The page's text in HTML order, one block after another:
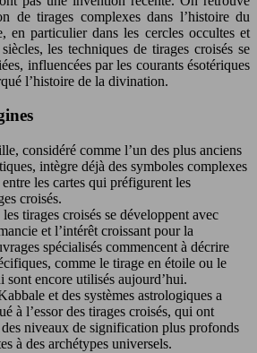
de tirages complexes dans l’histoire du
en particulier dans les cercles occultes et
les techniques de tirages croisés se
influencées par les courants ésotériques
l’histoire de la divination.
considéré comme l’un des plus anciens
intègre déjà des symboles complexes
les cartes qui préfigurent les
croisés.
tirages croisés se développent avec
et l’intérêt croissant pour la
spécialisés commencent à décrire
comme le tirage en étoile ou le
sont encore utilisés aujourd’hui.
et des systèmes astrologiques a
à l’essor des tirages croisés, qui ont
niveaux de signification plus profonds
à des archétypes universels.